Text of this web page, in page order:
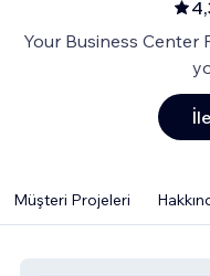
Your Business Center
Müşteri Projeleri